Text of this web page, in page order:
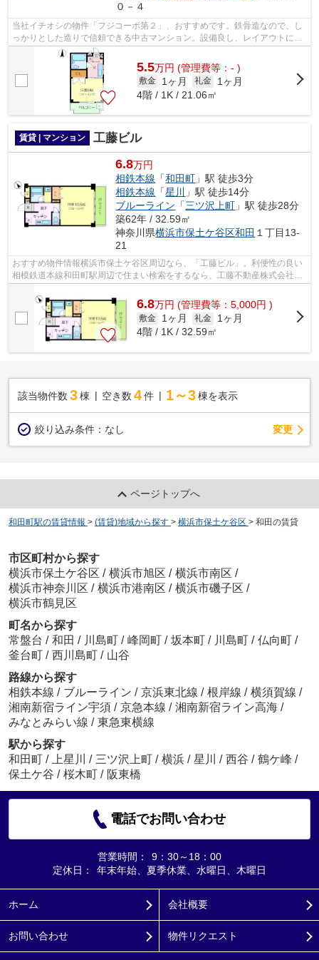
０－４
当社イチオシの物件「フジコーポ第２」、おすすめです。鉄骨造なので、し
っかりとした造りで信頼できる中古マンション。設備良し、レイアウトにも
こだわりのあるマンション。駐輪場付...
5.5万円 (管理費等：- )
敷金 1ヶ月 礼金
1ヶ月
4階 / 1K / 21.06㎡
賃貸 | マンション 工藤ビル
6.8万円
相鉄本線 「和田町 」駅 徒歩3分
相鉄本線 「星川
」駅 徒歩14分
ブルーライン 「三ツ沢上町 」駅 徒歩28分
築62年 / 32.59㎡
神奈川県横浜市保土ケ谷区和田 １丁目13-
21
おすすめ物件情報横浜市保土ケ谷区周辺なら、「工藤ビル」。利便性の良い
相模鉄道本線和田町駅周辺で住まい検索をするなら、工藤不動産株式会社に
6.8万円 (管理費等：5,000円 )
敷金 1ヶ月 礼金
1ヶ月
4階 / 1K / 32.59㎡
該当物件数 3棟 空き数 4 件 1～3 棟を表示
絞り込み条件： なし 変更
ページトップへ
和田町駅の賃貸情報 > (賃貸)地域から探す > 横浜市保土ケ谷区 > 和田の賃貸
市区町村から探す
横浜市保土ケ谷区 / 横浜市旭区 / 横浜市南区 /
横浜市神奈川区 / 横浜市港南区 / 横浜市磯子区 /
横浜市鶴見区
町名から探す
常盤台 / 和田 / 川島町 / 峰岡町 / 坂本町 / 川島町 / 仏向町 /
釜台町 / 西川島町 / 山谷
路線から探す
相鉄本線 / ブルーライン / 京浜東北線 / 根岸線 / 横須賀線 /
湘南新宿ライン宇須 / 京急本線 / 湘南新宿ライン高海 /
みなとみらい線 / 東急東横線
駅から探す
和田町 / 上星川 / 三ツ沢上町 / 横浜 / 星川 / 西谷 / 鶴ケ峰 /
保土ケ谷 / 桜木町 / 阪東橋
電話でお問い合わせ
営業時間：
9：30～18：00
定休日：
年末年始、夏季休業、水曜日、木曜日
ホーム 会社概要
お問い合わせ 物件リクエスト